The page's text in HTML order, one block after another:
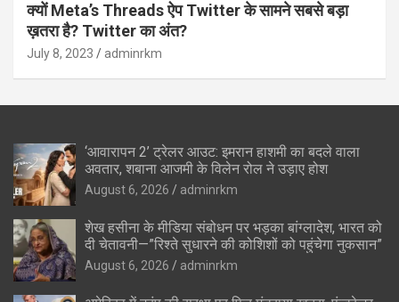
क्यों Meta’s Threads ऐप Twitter के सामने सबसे बड़ा
ख़तरा है? Twitter का अंत?
July 8, 2023 adminrkm
‘आवारापन 2’ ट्रेलर आउट: इमरान हाशमी का बदले वाला
अवतार, शबाना आजमी के विलेन रोल ने उड़ाए होश
August 6, 2026 adminrkm
शेख हसीना के मीडिया संबोधन पर भड़का बांग्लादेश, भारत को
दी चेतावनी—”रिश्ते सुधारने की कोशिशों को पहुंचेगा नुकसान”
August 6, 2026 adminrkm